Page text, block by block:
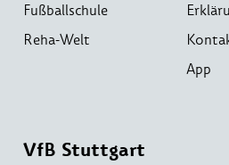
Fußballschule
Reha-Welt
App
VfB Stuttgart